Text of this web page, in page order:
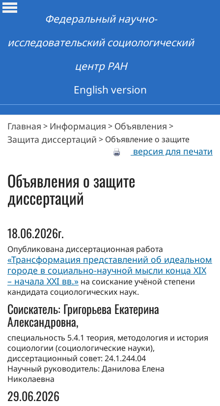
Федеральный научно-
исследовательский социологический
центр РАН
English version
Главная > Информация > Объявления >
Защита диссертаций > Объявление о защите
версия для печати
Объявления о защите
диссертаций
18.06.2026г.
Опубликована диссертационная работа
«Трансформация представлений об идеальном
городе в социально-научной мысли конца XIX
– начала XXI вв.» на соискание учёной степени
кандидата социологических наук.
Соискатель: Григорьева Екатерина
Александровна,
cпециальноcть 5.4.1 теория, методология и история
социологии (социологические науки),
диссертационный совет: 24.1.244.04
Научный руководитель: Данилова Елена
Николаевна
29.06.2026